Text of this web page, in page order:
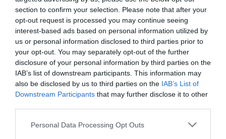
section to confirm your selection. Please note that after your
opt-out request is processed you may continue seeing
interest-based ads based on personal information utilized by
us or personal information disclosed to third parties prior to
your opt-out. You may separately opt-out of the further
disclosure of your personal information by third parties on the
IAB’s list of downstream participants. This information may
also be disclosed by us to third parties on the IAB’s List of
Downstream Participants that may further disclose it to other
Please note that this website/app uses one or more Google
Personal Data Processing Opt Outs
και ιδιαίτερα το χοιρινό. Αυτό οφείλεται στο
γεγονός ότι τα παλαιότερα χρόνια το κρέας
αποτελούσε «είδος πολυτελείας», το οποίο
καταναλωνόταν στις γιορτές. Ωστόσο, η
σφαγή και η κατανάλωση του χοιρινού τα
Χριστούγεννα είναι έθιμο το οποίο έχει τις
ρίζες του στην αρχαιότητα, μιας και οι